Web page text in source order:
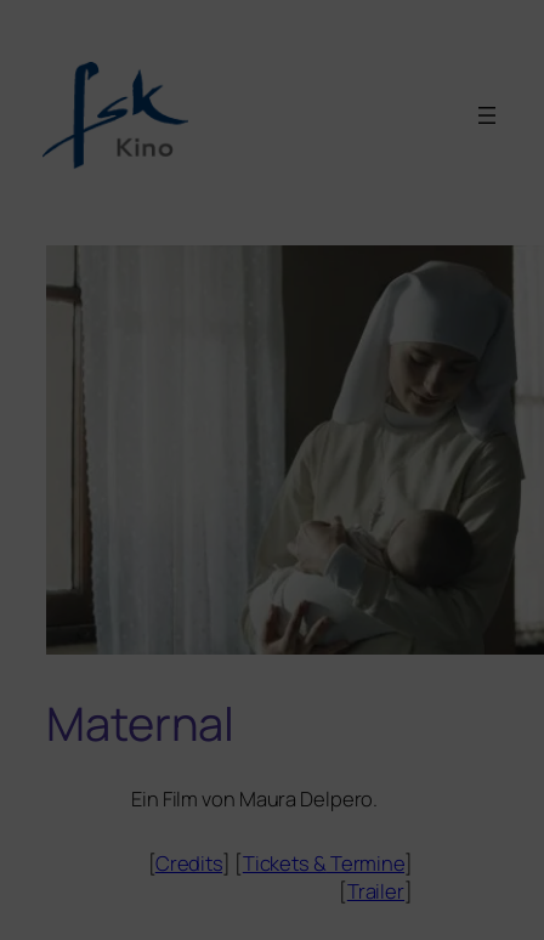
Maternal
Ein Film von Maura Delpero.
[Credits] [Tickets &Termine]
[Trailer]